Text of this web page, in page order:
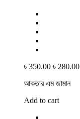
৳ 350.00 ৳ 280.00
আকতার এম জামান
Add to cart